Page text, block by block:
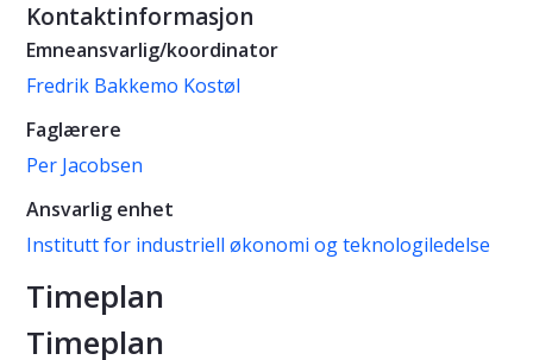
Kontaktinformasjon
Emneansvarlig/koordinator
Fredrik Bakkemo Kostøl
Faglærere
Per Jacobsen
Ansvarlig enhet
Institutt for industriell økonomi og teknologiledelse
Timeplan
Timeplan